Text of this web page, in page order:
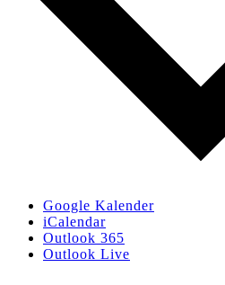
Google Kalender
iCalendar
Outlook 365
Outlook Live